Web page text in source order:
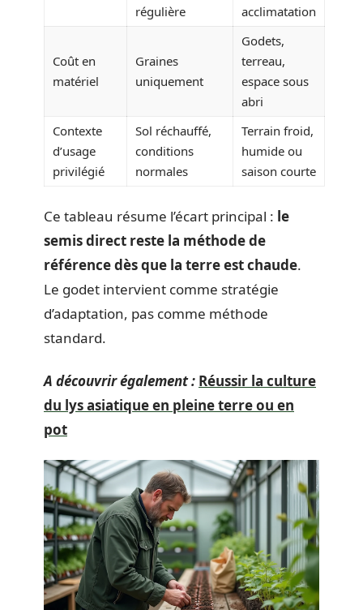
régulière
acclimatation
Coût en
matériel
Graines
uniquement
Godets,
terreau,
espace sous
abri
Contexte
d’usage
privilégié
Sol réchauffé,
conditions
normales
Terrain froid,
humide ou
saison courte
Ce tableau résume l’écart principal : le
semis direct reste la méthode de
référence dès que la terre est chaude.
Le godet intervient comme stratégie
d’adaptation, pas comme méthode
standard.
A découvrir également : Réussir la culture
du lys asiatique en pleine terre ou en
pot